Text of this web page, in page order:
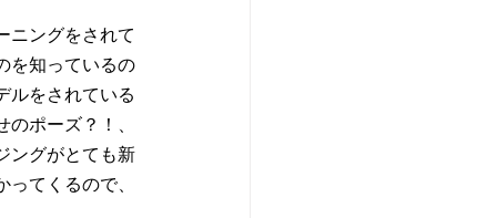
ニングをされて
を知っているの
ルをされている
ポーズ？！、
ングがとても新
てくるので、